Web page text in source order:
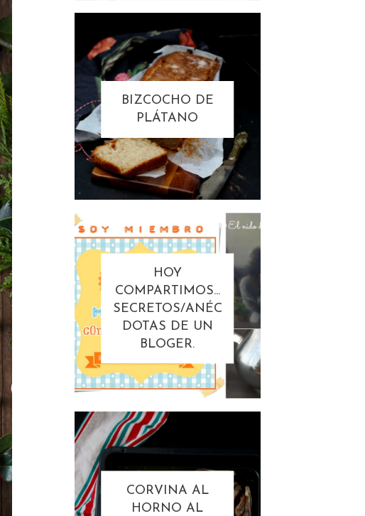
BIZCOCHO DE
PLÁTANO
HOY
COMPARTIMOS...
SECRETOS/ANÉC
DOTAS DE UN
BLOGER.
CORVINA AL
HORNO AL